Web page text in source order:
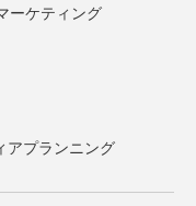
ーケティング
アプランニング